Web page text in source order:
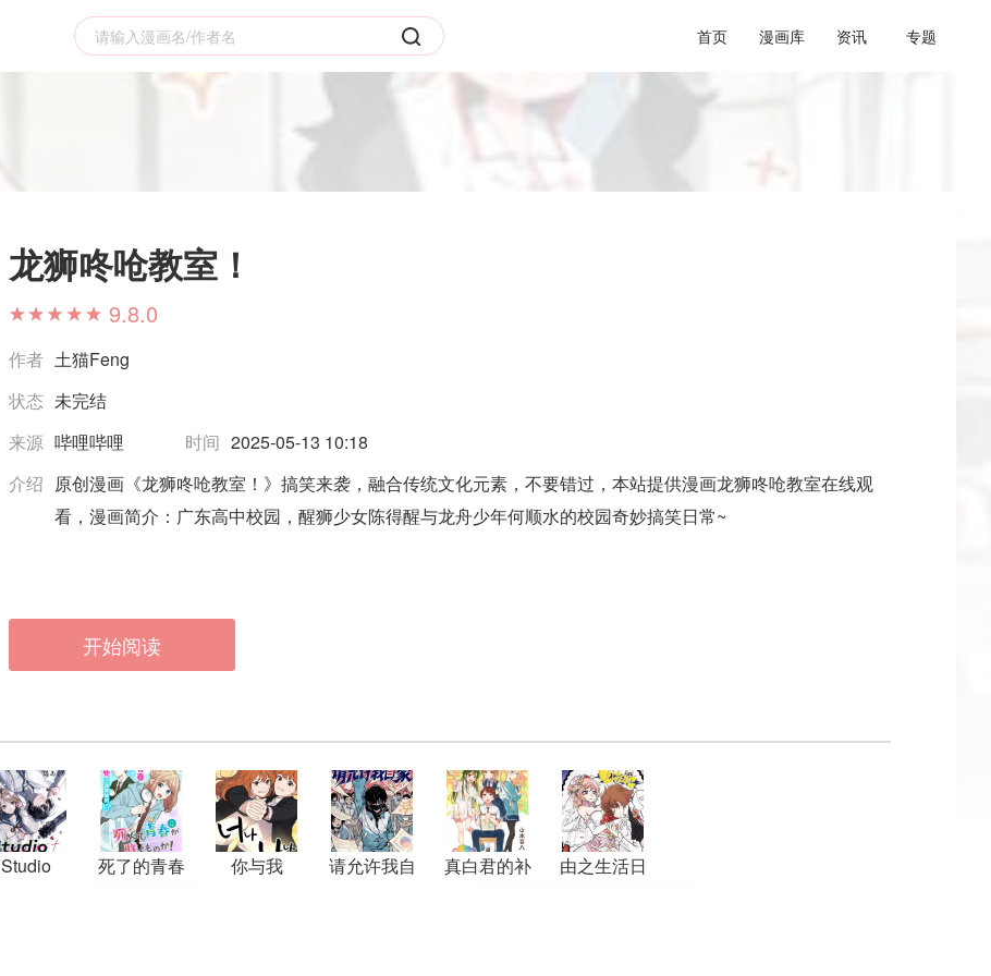
首页 漫画库 资讯 专题
龙狮咚呛教室！
9.8.0
作者 土猫Feng
状态 未完结
来源 哔哩哔哩 时间 2025-05-13 10:18
介绍 原创漫画《龙狮咚呛教室！》搞笑来袭，融合传统文化元素，不要错过，本站提供漫画龙狮咚呛教室在线观
看，漫画简介：广东高中校园，醒狮少女陈得醒与龙舟少年何顺水的校园奇妙搞笑日常~
开始阅读
Studio
死了的青春
你与我
请允许我自
真白君的补
由之生活日